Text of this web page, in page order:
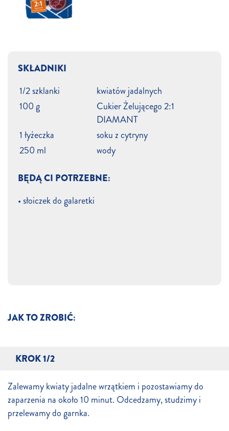
JAK TO ZROBIĆ:
KROK 1/2
Zalewamy kwiaty jadalne wrzątkiem i pozostawiamy do
zaparzenia na około 10 minut. Odcedzamy, studzimy i
przelewamy do garnka.
SKŁADNIKI
1/2 szklanki
kwiatów jadalnych
100 g
Cukier Żelującego 2:1
DIAMANT
1 łyżeczka
soku z cytryny
250 ml
wody
BĘDĄ CI POTRZEBNE:
• słoiczek do galaretki